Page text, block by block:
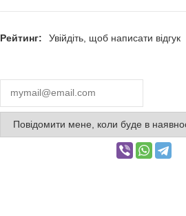
Рейтинг: Увійдіть, щоб написати відгук
Повідомити мене, коли буде в